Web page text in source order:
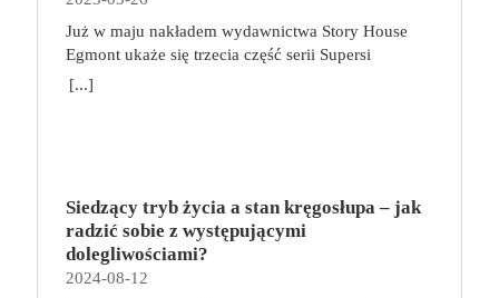
Już w maju nakładem wydawnictwa Story House
Egmont ukaże się trzecia część serii Supersi
scenarzysty Frederic Maupome. Ten tom nosi tytuł
przed odkryciem, kim są. W tej serii autorzy
podejmują takie tematy, jak poszukiwanie
tożsamości, rodziny, samotności i odmienności pod
przykrywką opowieści o superbohaterach. W
[...]
Siedzący tryb życia a stan kręgosłupa – jak
radzić sobie z występującymi
dolegliwościami?
2024-08-12